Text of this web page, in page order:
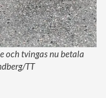
och tvingas nu betala
TT